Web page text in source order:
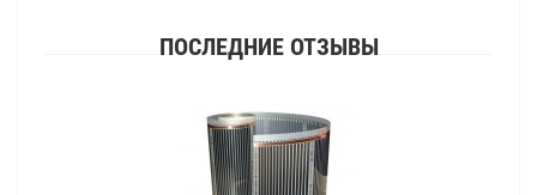
ПОСЛЕДНИЕ ОТЗЫВЫ